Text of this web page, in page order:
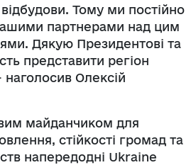
Тому ми постійно
партнерами над цим
Дякую Президентові та
представити регіон
наголосив Олексій
майданчиком для
стійкості громад та
напередодні Ukraine